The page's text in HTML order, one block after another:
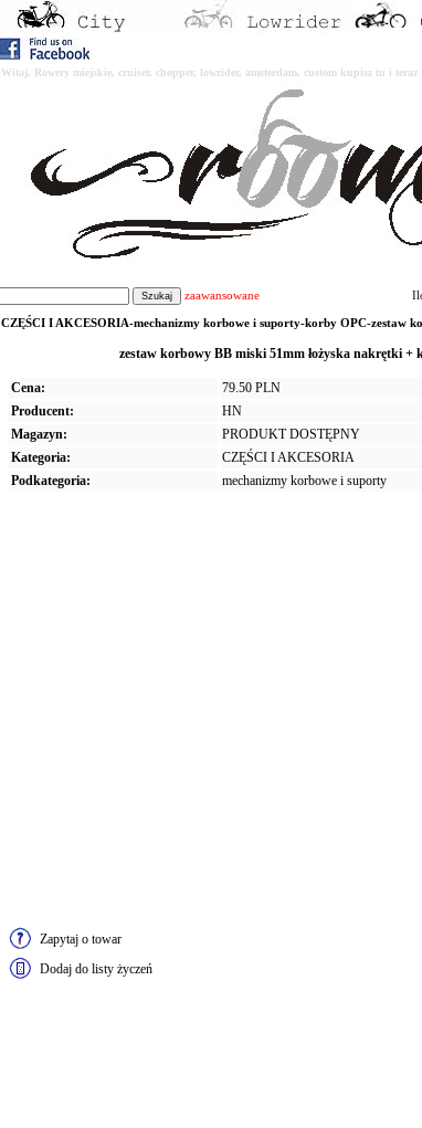
Witaj. Rowery miejskie, cruiser, chopper, lowrider, amsterdam, custom kupisz tu i
zaawansowane
CZĘŚCI I AKCESORIA-mechanizmy korbowe i suporty-korby OPC-zestaw
zestaw korbowy BB miski 51mm łożyska nakrętki
Cena:
79.50 PLN
Producent:
HN
Magazyn:
PRODUKT DOSTĘPNY
Kategoria:
CZĘŚCI I AKCESORIA
Podkategoria:
mechanizmy korbowe i suporty
Zapytaj o towar
Dodaj do listy życzeń